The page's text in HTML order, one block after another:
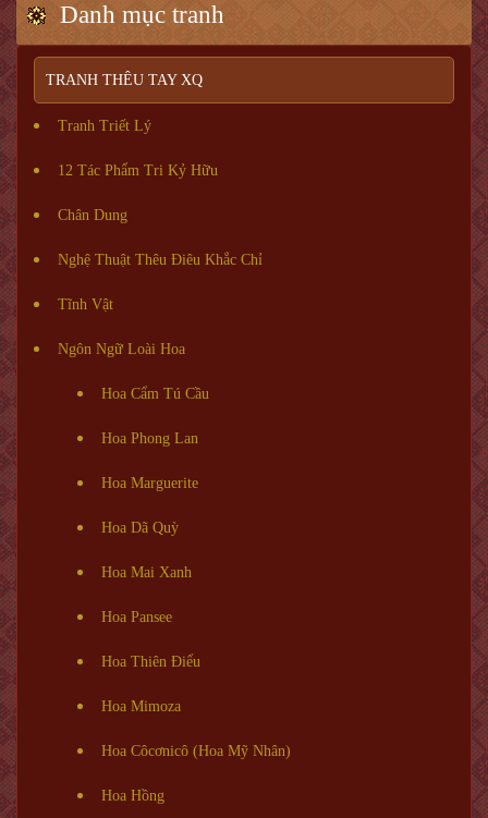
Danh mục tranh
TRANH THÊU TAY XQ
Tranh Triết Lý
12 Tác Phẩm Tri Kỷ Hữu
Chân Dung
Nghệ Thuật Thêu Điêu Khắc Chỉ
Tĩnh Vật
Ngôn Ngữ Loài Hoa
Hoa Cẩm Tú Cầu
Hoa Phong Lan
Hoa Marguerite
Hoa Dã Quỳ
Hoa Mai Xanh
Hoa Pansee
Hoa Thiên Điểu
Hoa Mimoza
Hoa Côcơnicô (Hoa Mỹ Nhân)
Hoa Hồng